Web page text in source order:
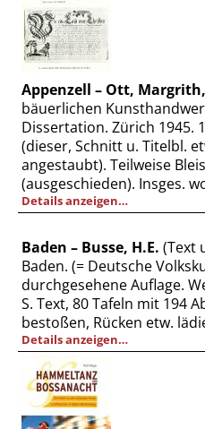
Appenzell – Ott, Margrith,
bäuerlichen
Dissertation. Zürich 1945.
(dieser, Schnitt u. Titelbl.
angestaubt). Teilweise
(ausgeschieden). Insges.
Details anzeigen…
Baden – Busse, H.E. (Text
Baden. (= Deutsche
durchgesehene Auflage.
S. Text, 80 Tafeln mit 194
bestoßen, Rücken etw.
Details anzeigen…